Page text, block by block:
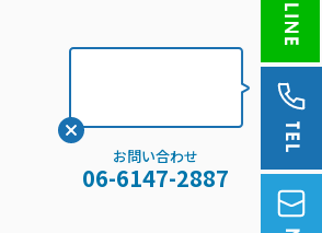
お問い合わせ
06-6147-2887